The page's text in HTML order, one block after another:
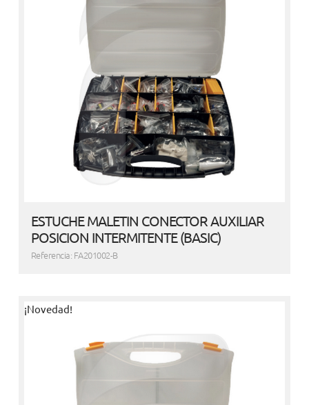
ESTUCHE MALETIN CONECTOR AUXILIAR
POSICION INTERMITENTE (BASIC)
Referencia: FA201002-B
¡Novedad!